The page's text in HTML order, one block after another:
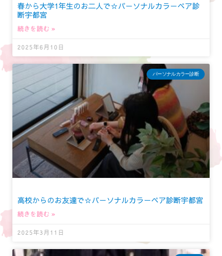
春から大学1年生のお二人で☆パーソナルカラーペア診
断宇都宮
続きを読む »
2025年6月10日
パーソナルカラー診断
高校からのお友達で☆パーソナルカラーペア診断宇都宮
続きを読む »
2025年3月11日